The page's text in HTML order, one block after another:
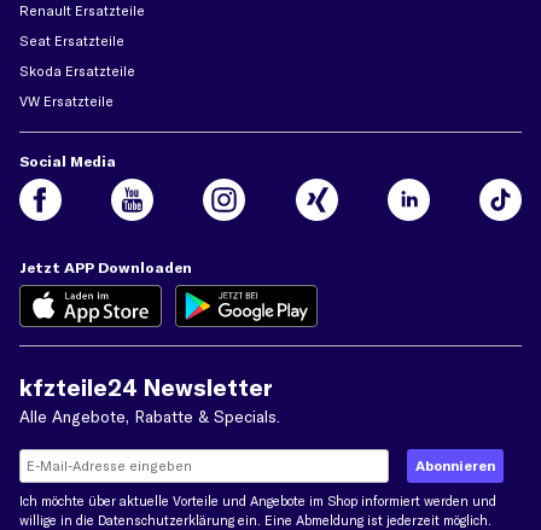
Renault Ersatzteile
Seat Ersatzteile
Skoda Ersatzteile
VW Ersatzteile
Social Media
Jetzt APP Downloaden
kfzteile24 Newsletter
Alle Angebote, Rabatte & Specials.
Ich möchte über aktuelle Vorteile und Angebote im Shop informiert werden und
willige in die Datenschutzerklärung ein. Eine Abmeldung ist jederzeit möglich.